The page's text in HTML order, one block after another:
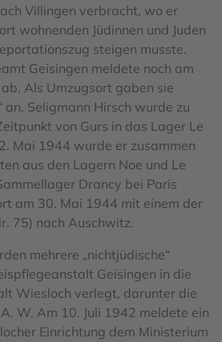
Villingen verbracht, wo er
wohnenden Jüdinnen und Juden
steigen musste.
Geisingen meldete noch am
Als Umzugsort gaben sie
an. Seligmann Hirsch wurde zu
von Gurs in das Lager Le
Mai 1944 wurde er zusammen
aus den Lagern Noe und Le
Drancy bei Paris
am 30. Mai 1944 mit einem der
75) nach Auschwitz.
mehrere „nichtjüdische“
Geisingen in die
Wiesloch verlegt, darunter die
W. Am 10. Juli 1942 meldete ein
Einrichtung dem Ministerium